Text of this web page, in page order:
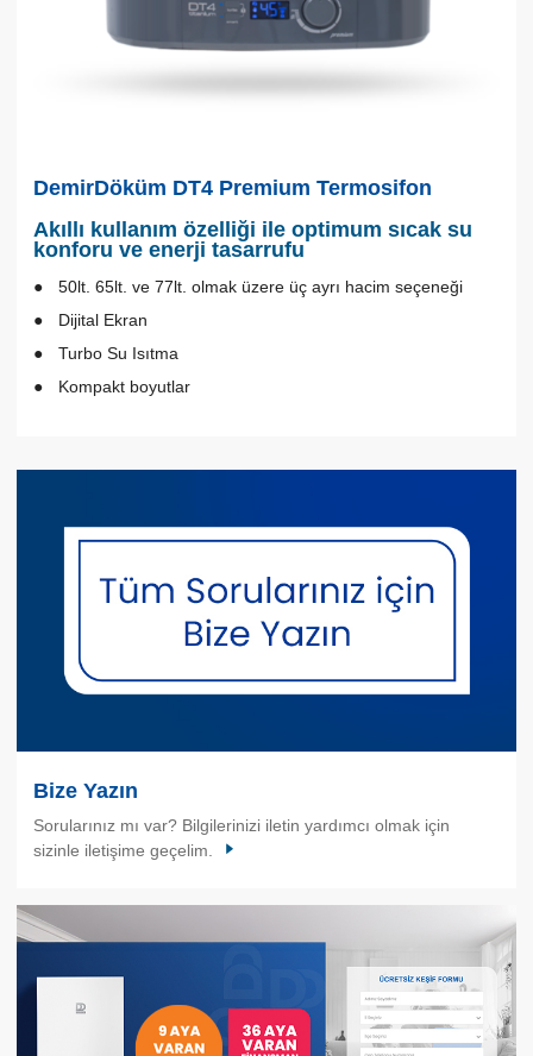
DemirDöküm DT4 Premium Termosifon
Akıllı kullanım özelliği ile optimum sıcak su
konforu ve enerji tasarrufu
50lt. 65lt. ve 77lt. olmak üzere üç ayrı hacim seçeneği
Dijital Ekran
Turbo Su Isıtma
Kompakt boyutlar
Bize Yazın
Sorularınız mı var? Bilgilerinizi iletin yardımcı olmak için
sizinle iletişime geçelim.